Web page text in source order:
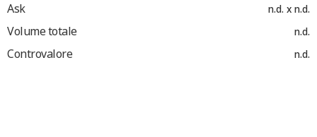
Ask n.d. x n.d.
Volume totale n.d.
Controvalore n.d.